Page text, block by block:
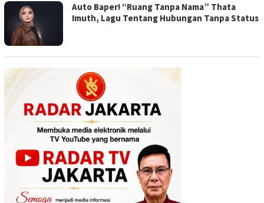
Auto Baper! “Ruang Tanpa Nama” Thata
Imuth, Lagu Tentang Hubungan Tanpa Status